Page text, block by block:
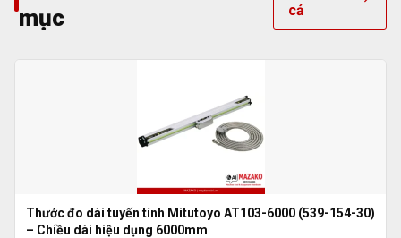
mục
cả
Thước đo dài tuyến tính Mitutoyo AT103-6000 (539-154-30)
– Chiều dài hiệu dụng 6000mm